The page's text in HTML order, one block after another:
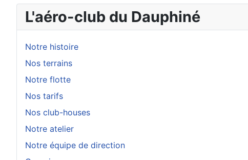
L'aéro-club du Dauphiné
Notre histoire
Nos terrains
Notre flotte
Nos tarifs
Nos club-houses
Notre atelier
Notre équipe de direction